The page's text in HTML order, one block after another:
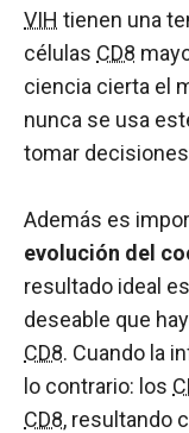
VIH tienen una
células CD8
ciencia cierta el
nunca se usa
tomar
Además es
evolución del
resultado ideal
deseable que
CD8. Cuando la
lo contrario: los
CD8, resultando